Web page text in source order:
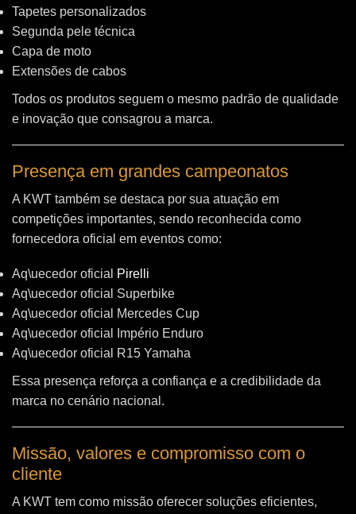
Tapetes personalizados
Segunda pele técnica
Capa de moto
Extensões de cabos
Todos os produtos seguem o mesmo padrão de qualidade
e inovação que consagrou a marca.
Presença em grandes campeonatos
A KWT também se destaca por sua atuação em
competições importantes, sendo reconhecida como
fornecedora oficial em eventos como:
Aq\uecedor oficial
Pirelli
Aq\uecedor oficial Superbike
Aq\uecedor oficial Mercedes Cup
Aq\uecedor oficial Império Enduro
Aq\uecedor oficial R15 Yamaha
Essa presença reforça a confiança e a credibilidade da
marca no cenário nacional.
Missão, valores e compromisso com o
cliente
A KWT tem como missão oferecer soluções eficientes,